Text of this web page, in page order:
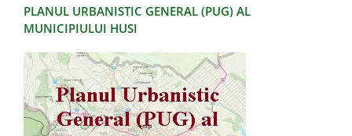
PLANUL URBANISTIC GENERAL (PUG) AL
MUNICIPIULUI HUSI